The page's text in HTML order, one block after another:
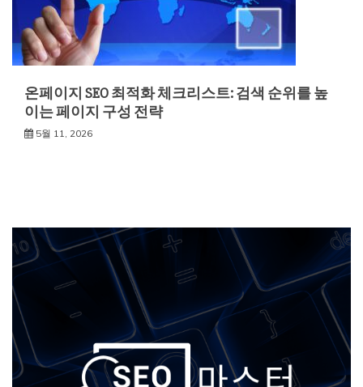
온페이지 SEO 최적화 체크리스트: 검색 순위를 높
이는 페이지 구성 전략
5월 11, 2026